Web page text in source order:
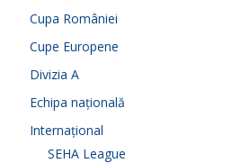
Cupa României
Cupe Europene
Divizia A
Echipa națională
Internațional
SEHA League